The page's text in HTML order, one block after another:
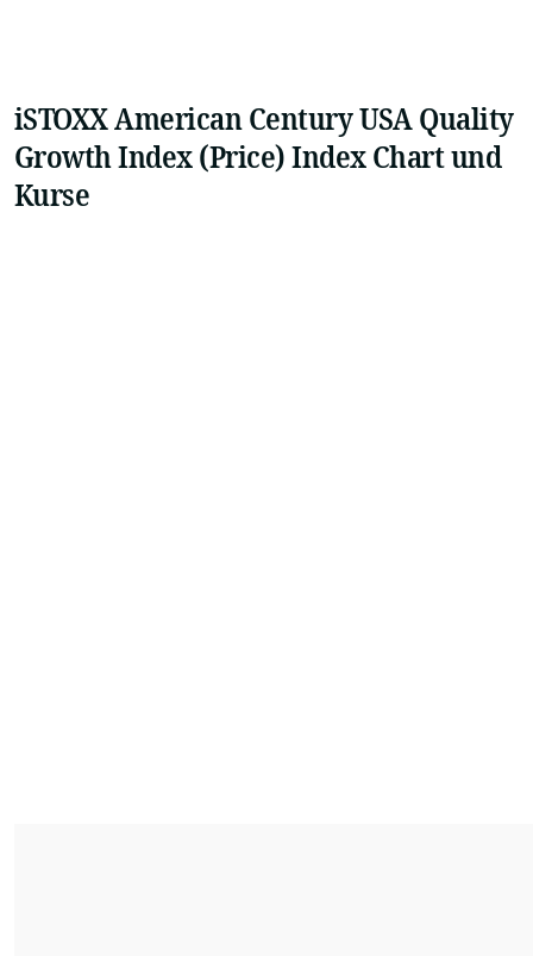
iSTOXX American Century USA Quality
Growth Index (Price) Index Chart und
Kurse